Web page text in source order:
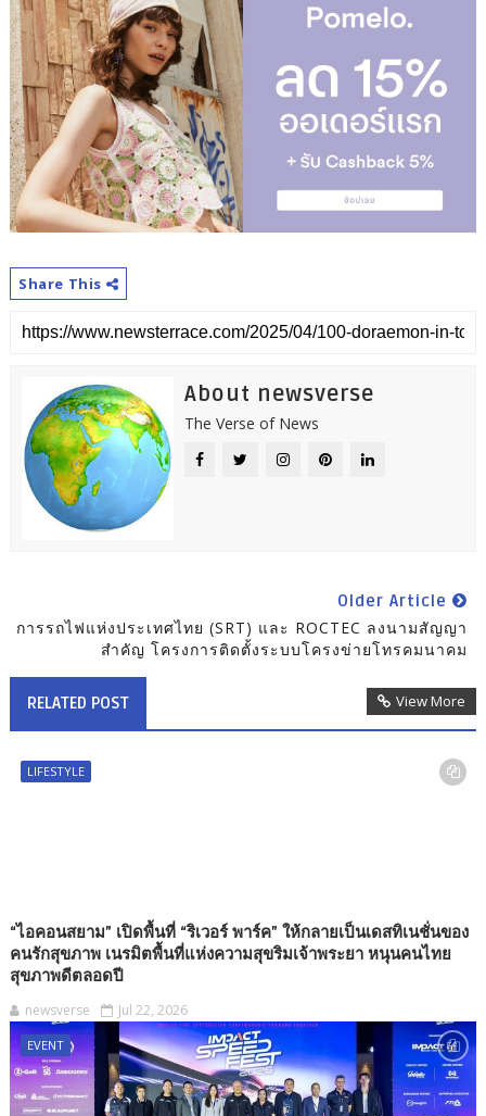
Share This
About newsverse
The Verse of News
Older Article
การรถไฟแห่งประเทศไทย (SRT) และ ROCTEC ลงนามสัญญา
สำคัญ โครงการติดตั้งระบบโครงข่ายโทรคมนาคม
RELATED POST View More
LIFESTYLE
“ไอคอนสยาม” เปิดพื้นที่ “ริเวอร์ พาร์ค” ให้กลายเป็นเดสทิเนชั่นของ
คนรักสุขภาพ เนรมิตพื้นที่แห่งความสุขริมเจ้าพระยา หนุนคนไทย
สุขภาพดีตลอดปี
newsverse Jul 22, 2026
EVENT